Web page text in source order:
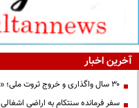
آخرین اخبار
۳۰ سال واگذاری و خروج ثروت ملی؛ «مرا به خیر تو امید نیست، شر مرسان»
سفر فرمانده سنتکام به اراضی اشغالی